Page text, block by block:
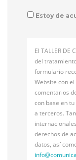
Estoy de
El TALLER DE
del
formulario
Website con
comentarios
con base en
a terceros.
derechos de
datos, así
info@